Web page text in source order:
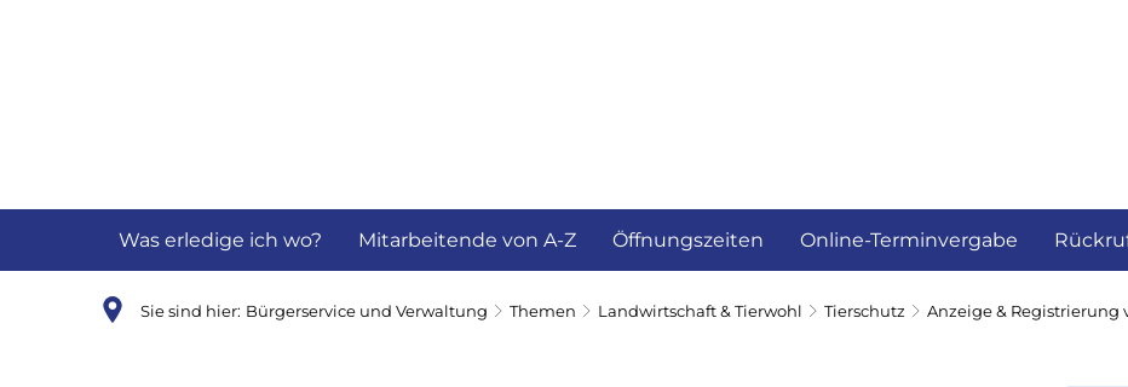
Was erledige ich wo? Mitarbeitende von A-Z Öffnungszeiten Online-Terminvergabe
Sie sind hier: Bürgerservice und Verwaltung Themen Landwirtschaft & Tierwohl Tierschutz Anzeige & Registrierung